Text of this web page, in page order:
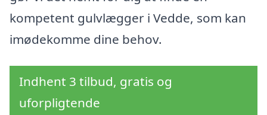
kompetent gulvlægger i Vedde, som kan
imødekomme dine behov.
Indhent 3 tilbud, gratis og
uforpligtende